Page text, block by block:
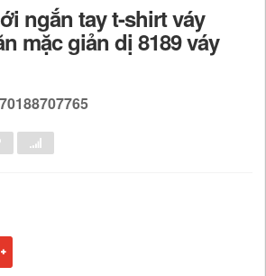
ngắn tay t-shirt váy
mặc giản dị 8189 váy